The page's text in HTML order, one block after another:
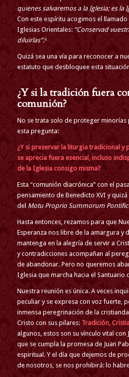
quienes salvaremos a la Iglesia; es la
Con este espíritu acogimos el llamado
Iglesias Orientales: “Conservad
diluirlas”.⁶
Quizá sea una vía para reconocer a
estatuto que desbloquee esta
¿Y si la tradición fuera
comunión?
No se trata solo de proteger minorías
esta pregunta:
¿Y si preservar la liturgia tradicional
se aprecia fuera esencial, incluso
de la Iglesia consigo misma?
Esta “comunión diacrónica” con el
pensamiento de Benedicto XVI y
del Motu Proprio Summorum
Hasta entonces, rezamos para que
Esperanza nos libre de la amargura y
mantenga en la alegría de servir a
y contradicciones acompañan al
de abandonar. Pero no queremos
Iglesia que marcha hacia el Santuario
Nuestra reunión es única. A veces
peculiar y se expresa con voz fuerte,
inmensa peregrinación de la
Cristo con sus pilares: Tradición,
algunos, estos son su vínculo vital con
que se cumpla la promesa de Juan
espiritual. Y el día que dejemos de
de nosotros, se nos prohibirá: lo